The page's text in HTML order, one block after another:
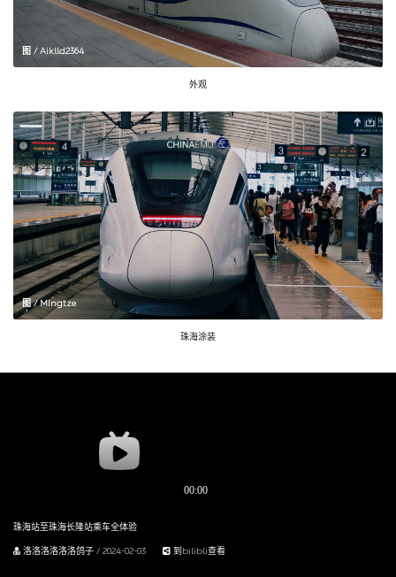
图 / Aiklld2364
外观
图 / M!ngtze
珠海涂装
珠海站至珠海长隆站乘车全体验
到bilibli查看
洛洛洛洛洛洛鸽子 / 2024-02-03